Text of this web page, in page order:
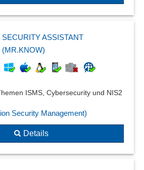
SECURITY ASSISTANT
(MR.KNOW)
ISMS, Cybersecurity und NIS2
Security Management)
Details